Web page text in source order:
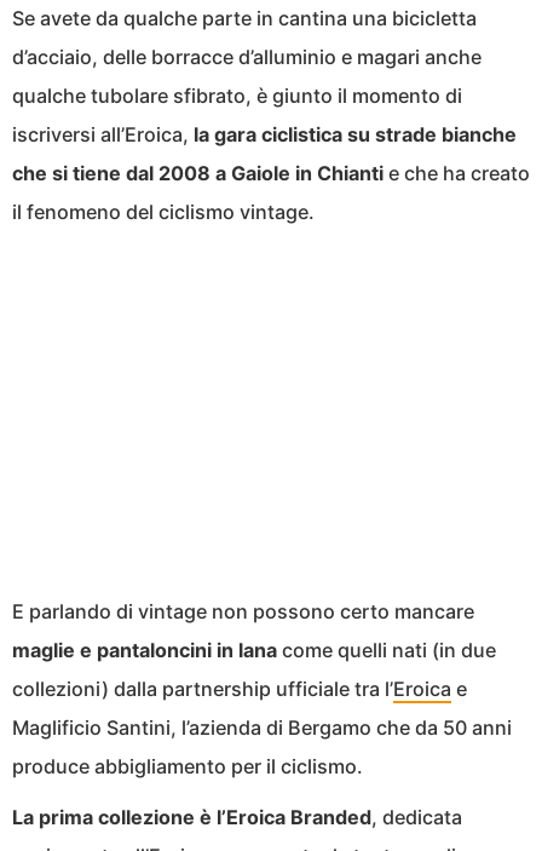
Se avete da qualche parte in cantina una bicicletta
d’acciaio, delle borracce d’alluminio e magari anche
qualche tubolare sfibrato, è giunto il momento di
iscriversi all’Eroica, la gara ciclistica su strade bianche
che si tiene dal 2008 a Gaiole in Chianti e che ha creato
il fenomeno del ciclismo vintage.
E parlando di vintage non possono certo mancare
maglie e pantaloncini in lana come quelli nati (in due
collezioni) dalla partnership ufficiale tra l’Eroica e
Maglificio Santini, l’azienda di Bergamo che da 50 anni
produce abbigliamento per il ciclismo.
La prima collezione è l’Eroica Branded, dedicata